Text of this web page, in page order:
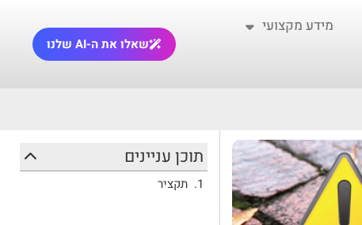
מידע מקצועי
שאלו את ה-AI שלנו
תוכן עניינים
תקציר